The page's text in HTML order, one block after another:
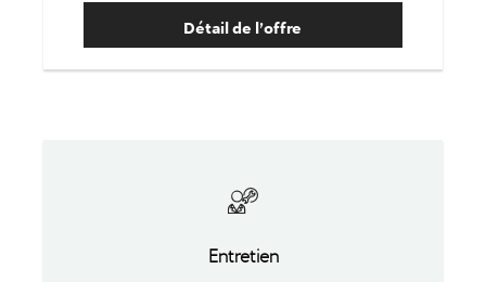
Détail de l’offre
Entretien